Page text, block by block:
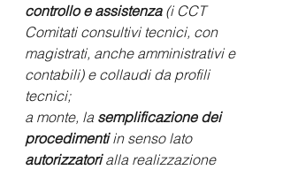
controllo e assistenza (i CCT
Comitati consultivi tecnici, con
magistrati, anche amministrativi e
contabili) e collaudi da profili
tecnici;
a monte, la semplificazione dei
procedimenti in senso lato
autorizzatori alla realizzazione